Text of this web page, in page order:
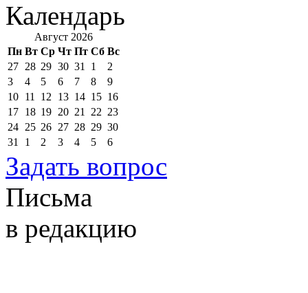
Календарь
Август 2026
Пн Вт Ср Чт Пт Сб Вс
27 28 29 30 31 1
2
3
4 5 6 7 8
9
10 11 12 13 14 15 16
17 18 19 20 21 22 23
24 25 26 27 28 29 30
31
1 2 3 4 5 6
Задать вопрос
Письма
в редакцию